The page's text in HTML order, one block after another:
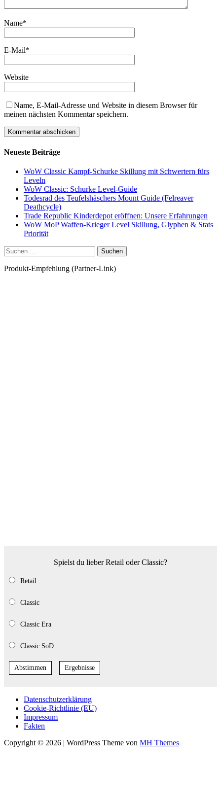
Name*
E-Mail*
Website
Name, E-Mail-Adresse und Website in diesem Browser für
meinen nächsten Kommentar speichern.
Neueste Beiträge
WoW Classic Kampf-Schurke Skillung mit Schwertern fürs
Leveln
WoW Classic: Schurke Level-Guide
Todesrad des Teufelshäschers Mount Guide (Felreaver
Deathcycle)
Trade Republic Kinderdepot eröffnen: Unsere Erfahrungen
WoW MoP Waffen-Krieger Level Skillung, Glyphen & Stats
Priorität
Suchen
nach:
Produkt-Empfehlung (Partner-Link)
Spielst du lieber Retail oder Classic?
Retail
Classic
Classic Era
Classic SoD
Abstimmen Ergebnisse
Datenschutzerklärung
Cookie-Richtlinie (EU)
Impressum
Fakten
Copyright © 2026 | WordPress Theme von MH Themes